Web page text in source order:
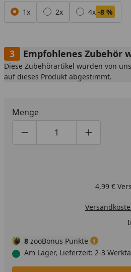
Alle anzeigen (3)
1x 2x 4x -8 %
Empfohlenes Zubehör
Diese Zubehörartikel wurden von
auf dieses Produkt abgestimmt.
Menge
Produktmenge um eins
Produktmenge
4,99 €
8 zooBonus Punkte
Am Lager, Lieferzeit: 2-3